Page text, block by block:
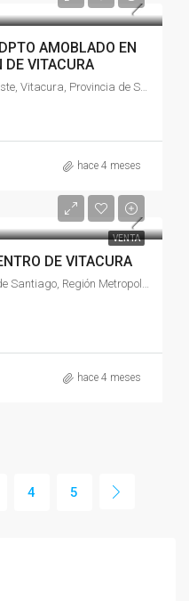
AMOBLADO EN
DE VITACURA
Alonso de Sotomayor, Jardín del Este, Vitacura, Provincia de Santiago, Región Metropolitana de Santiago, 7630249, Chile
hace 4 meses
VENTA
DE VITACURA
Paderewsky, Vitacura, Provincia de Santiago, Región Metropolitana de Santiago, 7630280, Chile
hace 4 meses
4 5